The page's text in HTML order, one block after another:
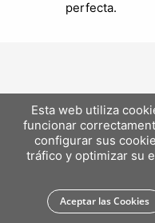
perfecta.
Esta web utiliza
funcionar
configurar sus
tráfico y optimizar su
Aceptar las Cookies